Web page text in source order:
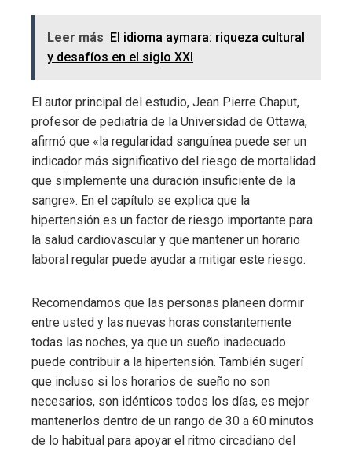
Leer más El idioma aymara: riqueza cultural
y desafíos en el siglo XXI
El autor principal del estudio, Jean Pierre Chaput,
profesor de pediatría de la Universidad de Ottawa,
afirmó que «la regularidad sanguínea puede ser un
indicador más significativo del riesgo de mortalidad
que simplemente una duración insuficiente de la
sangre». En el capítulo se explica que la
hipertensión es un factor de riesgo importante para
la salud cardiovascular y que mantener un horario
laboral regular puede ayudar a mitigar este riesgo.
Recomendamos que las personas planeen dormir
entre usted y las nuevas horas constantemente
todas las noches, ya que un sueño inadecuado
puede contribuir a la hipertensión. También sugerí
que incluso si los horarios de sueño no son
necesarios, son idénticos todos los días, es mejor
mantenerlos dentro de un rango de 30 a 60 minutos
de lo habitual para apoyar el ritmo circadiano del